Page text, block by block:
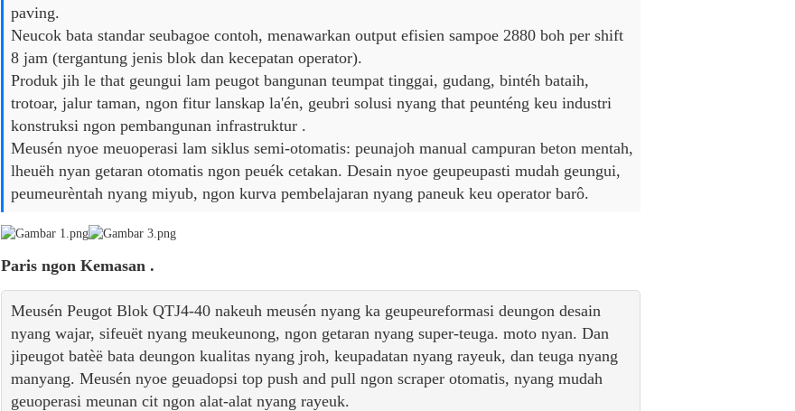
paving.
Neucok bata standar seubagoe contoh, menawarkan output efisien sampoe 2880 boh per shift
8 jam (tergantung jenis blok dan kecepatan operator).
Produk jih le that geungui lam peugot bangunan teumpat tinggai, gudang, bintéh bataih,
trotoar, jalur taman, ngon fitur lanskap la'én, geubri solusi nyang that peunténg keu industri
konstruksi ngon pembangunan infrastruktur .
Meusén nyoe meuoperasi lam siklus semi-otomatis: peunajoh manual campuran beton mentah,
lheuëh nyan getaran otomatis ngon peuék cetakan. Desain nyoe geupeupasti mudah geungui,
peumeurèntah nyang miyub, ngon kurva pembelajaran nyang paneuk keu operator barô.
Paris ngon Kemasan .
Meusén Peugot Blok QTJ4-40 nakeuh meusén nyang ka geupeureformasi deungon desain
nyang wajar, sifeuët nyang meukeunong, ngon getaran nyang super-teuga. moto nyan. Dan
jipeugot batèë bata deungon kualitas nyang jroh, keupadatan nyang rayeuk, dan teuga nyang
manyang. Meusén nyoe geuadopsi top push and pull ngon scraper otomatis, nyang mudah
geuoperasi meunan cit ngon alat-alat nyang rayeuk.